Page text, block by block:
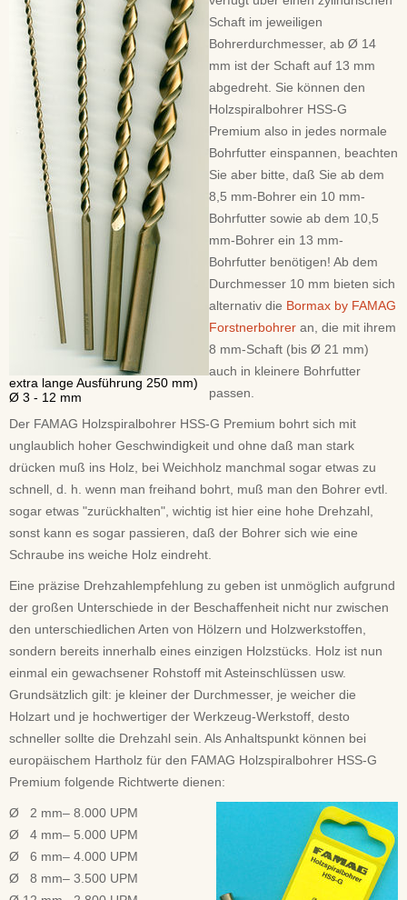
extra lange Ausführung 250 mm)
Ø 3 - 12 mm
Schaft im jeweiligen
Bohrerdurchmesser, ab Ø 14
mm ist der Schaft auf 13 mm
abgedreht. Sie können den
Holzspiralbohrer HSS-G
Premium also in jedes normale
Bohrfutter einspannen, beachten
Sie aber bitte, daß Sie ab dem
8,5 mm-Bohrer ein 10 mm-
Bohrfutter sowie ab dem 10,5
mm-Bohrer ein 13 mm-
Bohrfutter benötigen! Ab dem
Durchmesser 10 mm bieten sich
alternativ die Bormax by FAMAG
Forstnerbohrer an, die mit ihrem
8 mm-Schaft (bis Ø 21 mm)
auch in kleinere Bohrfutter
passen.
Der FAMAG Holzspiralbohrer HSS-G Premium bohrt sich mit
unglaublich hoher Geschwindigkeit und ohne daß man stark
drücken muß ins Holz, bei Weichholz manchmal sogar etwas zu
schnell, d. h. wenn man freihand bohrt, muß man den Bohrer evtl.
sogar etwas "zurückhalten", wichtig ist hier eine hohe Drehzahl,
sonst kann es sogar passieren, daß der Bohrer sich wie eine
Schraube ins weiche Holz eindreht.
Eine präzise Drehzahlempfehlung zu geben ist unmöglich aufgrund
der großen Unterschiede in der Beschaffenheit nicht nur zwischen
den unterschiedlichen Arten von Hölzern und Holzwerkstoffen,
sondern bereits innerhalb eines einzigen Holzstücks. Holz ist nun
einmal ein gewachsener Rohstoff mit Asteinschlüssen usw.
Grundsätzlich gilt: je kleiner der Durchmesser, je weicher die
Holzart und je hochwertiger der Werkzeug-Werkstoff, desto
schneller sollte die Drehzahl sein. Als Anhaltspunkt können bei
europäischem Hartholz für den FAMAG Holzspiralbohrer HSS-G
Premium folgende Richtwerte dienen:
Ø 2 mm– 8.000 UPM
Ø 4 mm– 5.000 UPM
Ø 6 mm– 4.000 UPM
Ø 8 mm– 3.500 UPM